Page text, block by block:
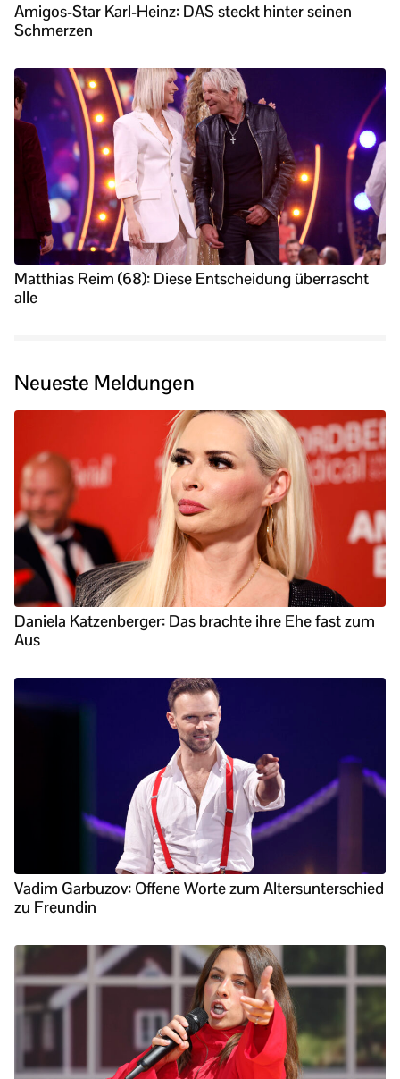
Amigos-Star Karl-Heinz: DAS steckt hinter seinen
Schmerzen
Matthias Reim (68): Diese Entscheidung überrascht
alle
Neueste Meldungen
Daniela Katzenberger: Das brachte ihre Ehe fast zum
Aus
Vadim Garbuzov: Offene Worte zum Altersunterschied
zu Freundin